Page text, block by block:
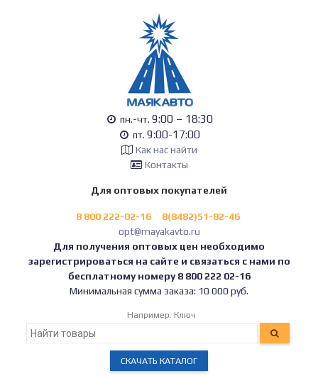
пн.-чт. 9:00 – 18:30
пт. 9:00-17:00
Как нас найти
Контакты
Для оптовых покупателей
8 800 222-02-16
8(8482)51-82-46
opt@mayakavto.ru
Для получения оптовых цен необходимо
зарегистрироваться на сайте и связаться с нами по
бесплатному номеру 8 800 222 02-16
Минимальная сумма заказа: 10 000 руб.
Например: Ключ
СКАЧАТЬ КАТАЛОГ